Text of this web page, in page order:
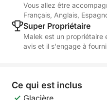
Vous allez être
Français, Anglais,
Super Propriétaire
Malek est un propriétaire
avis et il s'engage à
Ce qui est inclus
Glacière